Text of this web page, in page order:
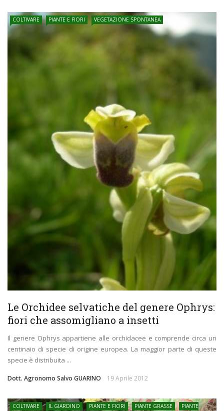
COLTIVARE PIANTE E FIORI VEGETAZIONE SPONTANEA
Le Orchidee selvatiche del genere Ophrys:
fiori che assomigliano a insetti
Il genere Ophrys appartiene alle orchidacee e comprende circa un
centinaio di specie di origine europea. La maggior parte di queste
specie è distribuita ...
Dott. Agronomo Salvo GUARINO 19 Aprile 2012
COLTIVARE IL GIARDINO PIANTE E FIORI PIANTE GRASSE
PIANTE